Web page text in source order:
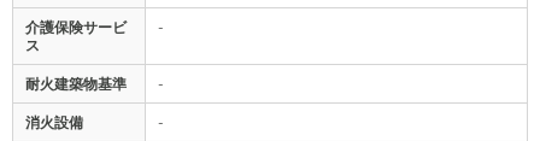
介護保険サービ
ス
-
耐火建築物基準 -
消火設備 -